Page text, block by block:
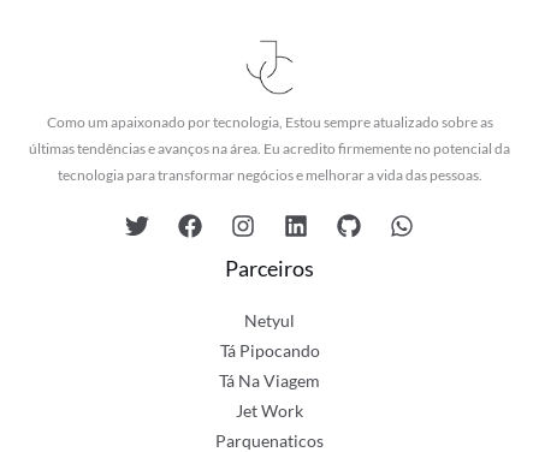
Como um apaixonado por tecnologia, Estou sempre atualizado sobre as
últimas tendências e avanços na área. Eu acredito firmemente no potencial da
tecnologia para transformar negócios e melhorar a vida das pessoas.
Parceiros
Netyul
Tá Pipocando
Tá Na Viagem
Jet Work
Parquenaticos